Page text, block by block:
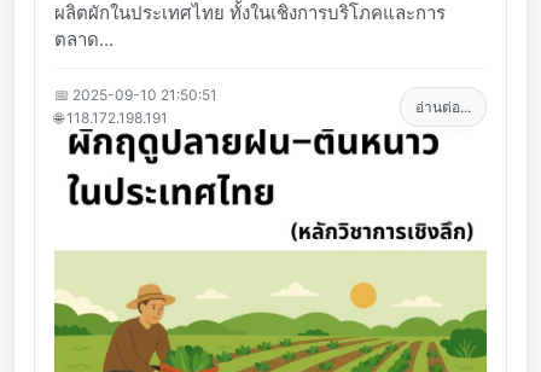
ผลิตผักในประเทศไทย ทั้งในเชิงการบริโภคและการ
ตลาด...
📅 2025-09-10 21:50:51
🌐 118.172.198.191
อ่านต่อ...